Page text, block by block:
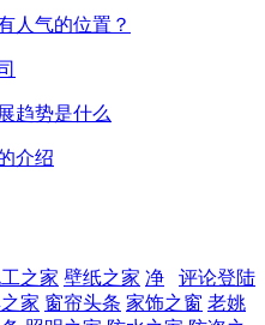
人气的位置？
趋势是什么
介绍
评论登陆
之家 壁纸之家 净
家 窗帘头条 家饰之窗 老姚